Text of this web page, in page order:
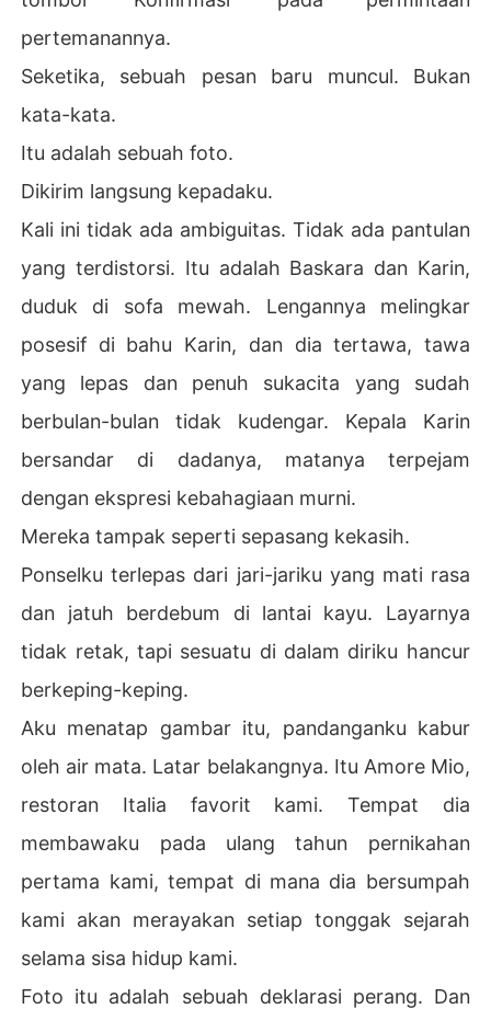
pertemanannya.
Seketika, sebuah pesan baru muncul. Bukan
kata-kata.
Itu adalah sebuah foto.
Dikirim langsung kepadaku.
Kali ini tidak ada ambiguitas. Tidak ada pantulan
yang terdistorsi. Itu adalah Baskara dan Karin,
duduk di sofa mewah. Lengannya melingkar
posesif di bahu Karin, dan dia tertawa, tawa
yang lepas dan penuh sukacita yang sudah
berbulan-bulan tidak kudengar. Kepala Karin
bersandar di dadanya, matanya terpejam
dengan ekspresi kebahagiaan murni.
Mereka tampak seperti sepasang kekasih.
Ponselku terlepas dari jari-jariku yang mati rasa
dan jatuh berdebum di lantai kayu. Layarnya
tidak retak, tapi sesuatu di dalam diriku hancur
berkeping-keping.
Aku menatap gambar itu, pandanganku kabur
oleh air mata. Latar belakangnya. Itu Amore Mio,
restoran Italia favorit kami. Tempat dia
membawaku pada ulang tahun pernikahan
pertama kami, tempat di mana dia bersumpah
kami akan merayakan setiap tonggak sejarah
selama sisa hidup kami.
Foto itu adalah sebuah deklarasi perang. Dan